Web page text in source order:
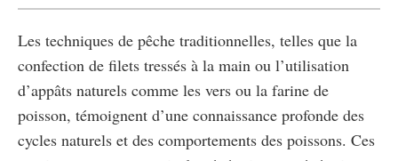
Les techniques de pêche traditionnelles, telles que la
confection de filets tressés à la main ou l’utilisation
d’appâts naturels comme les vers ou la farine de
poisson, témoignent d’une connaissance profonde des
cycles naturels et des comportements des poissons. Ces